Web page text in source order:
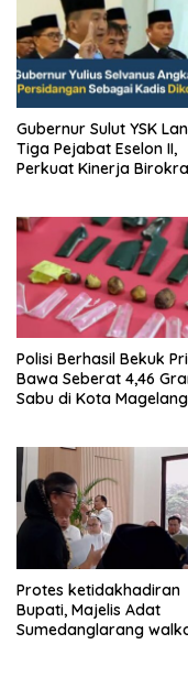
Gubernur Sulut YSK Lantik
Tiga Pejabat Eselon II,
Perkuat Kinerja
Polisi Berhasil Bekuk
Bawa Seberat 4,46
Sabu di Kota
Protes ketidakhadiran
Bupati, Majelis Adat
Sumedanglarang